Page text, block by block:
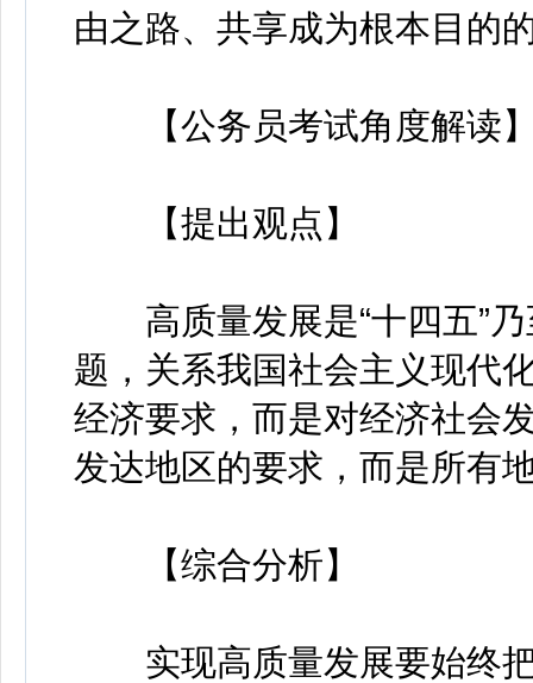
由之路、共享成为根本目的
【公务员考试角度解读
【提出观点】
高质量发展是“十四五”乃
题，关系我国社会主义现代
经济要求，而是对经济社会
发达地区的要求，而是所有
【综合分析】
实现高质量发展要始终把